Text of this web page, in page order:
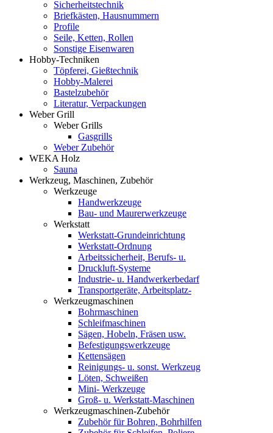
Sicherheitstechnik
Briefkästen, Hausnummern
Profile
Seile, Ketten, Rollen
Sonstige Eisenwaren
Hobby-Techniken
Töpferei, Gießtechnik
Hobby-Malerei
Bastelzubehör
Literatur, Verpackungen
Weber Grill
Weber Grills
Gasgrills
Weber Zubehör
WEKA Holz
Sauna
Werkzeug, Maschinen, Zubehör
Werkzeuge
Handwerkzeuge
Bau- und Maurerwerkzeuge
Werkstatt
Werkstatt-Grundeinrichtung
Werkstatt-Ordnung
Arbeitssicherheit, Berufs- u.
Druckluft-Systeme
Industrie- u. Handwerkerbedarf
Transportgeräte, Arbeitsplatz-
Werkzeugmaschinen
Bohrmaschinen
Schleifmaschinen
Sägen, Hobeln, Fräsen usw.
Befestigungswerkzeuge
Kettensägen
Reinigungs- u. sonst. Werkzeug
Löten, Schweißen
Mini- Werkzeuge
Groß- u. Werkstatt-Maschinen
Werkzeugmaschinen-Zubehör
Zubehör für Bohren, Bohrhilfen